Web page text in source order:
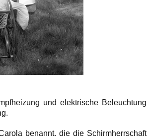
und elektrische Beleuchtung
benannt, die die Schirmherrschaft